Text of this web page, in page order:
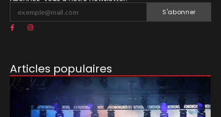
S'abonner
Articles populaires